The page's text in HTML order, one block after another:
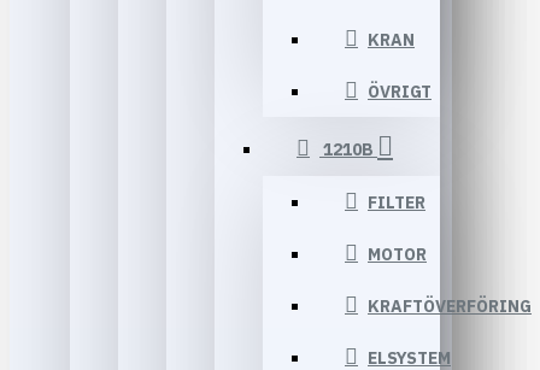
KRAN
ÖVRIGT
1210B
FILTER
MOTOR
KRAFTÖVERFÖRING
ELSYSTEM